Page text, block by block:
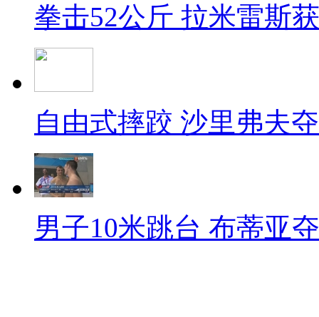
拳击52公斤 拉米雷斯
自由式摔跤 沙里弗夫
男子10米跳台 布蒂亚